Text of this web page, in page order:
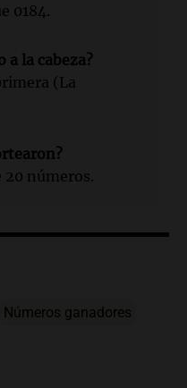
0184.
a la cabeza?
(La
20 números.
Números ganadores